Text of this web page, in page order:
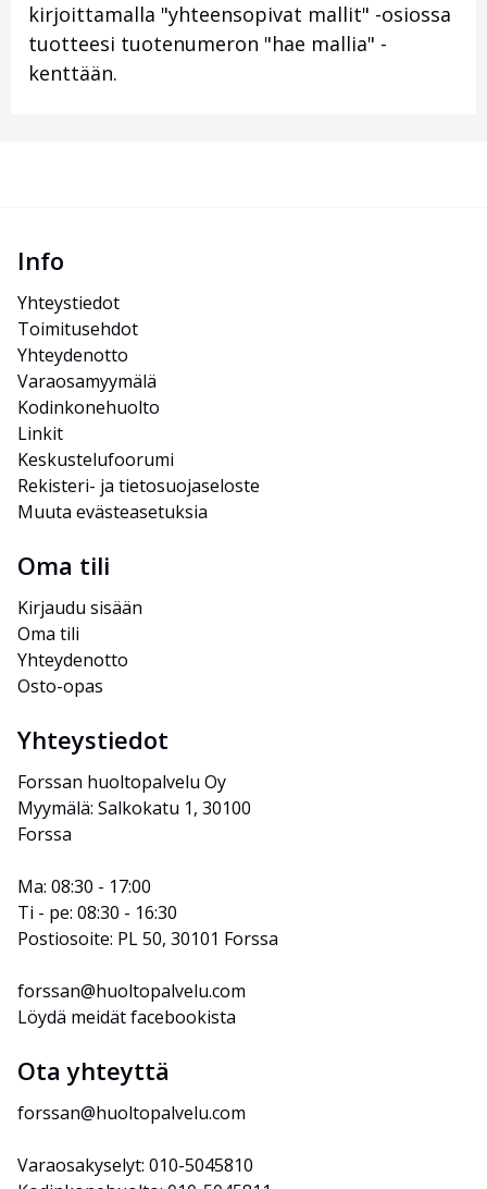
kirjoittamalla "yhteensopivat mallit" -osiossa
tuotteesi tuotenumeron "hae mallia" -
kenttään.
Info
Yhteystiedot
Toimitusehdot
Yhteydenotto
Varaosamyymälä
Kodinkonehuolto
Linkit
Keskustelufoorumi
Rekisteri- ja tietosuojaseloste
Muuta evästeasetuksia
Oma tili
Kirjaudu sisään
Oma tili
Yhteydenotto
Osto-opas
Yhteystiedot
Forssan huoltopalvelu Oy
Myymälä: Salkokatu 1, 30100
Forssa
Ma: 08:30 - 17:00
Ti - pe: 08:30 - 16:30
Postiosoite: PL 50, 30101 Forssa
forssan@huoltopalvelu.com
Löydä meidät facebookista
Ota yhteyttä
forssan@huoltopalvelu.com
Varaosakyselyt: 010-5045810